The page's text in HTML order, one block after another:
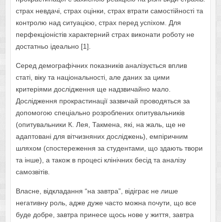
страх невдачі, страх оцінки, страх втрати самостійності та
контролю над ситуацією, страх перед успіхом. Для
перфекціоністів характерний страх виконати роботу не
достатньо ідеально [1].
Серед демографічних показників аналізується вплив
статі, віку та національності, але даних за цими
критеріями дослідження ще надзвичайно мало.
Дослідження прокрастинації зазвичай проводяться за
допомогою спеціально розроблених опитувальників
(опитувальники К. Лея, Такмена, які, на жаль, ще не
адаптовані для вітчизняних досліджень), емпіричним
шляхом (спостереження за студентами, що здають твори
та інше), а також в процесі клінічних бесід та аналізу
самозвітів.
Власне, відкладання “на завтра”, відіграє не лише
негативну роль, адже дуже часто можна почути, що все
буде добре, завтра принесе щось нове у життя, завтра